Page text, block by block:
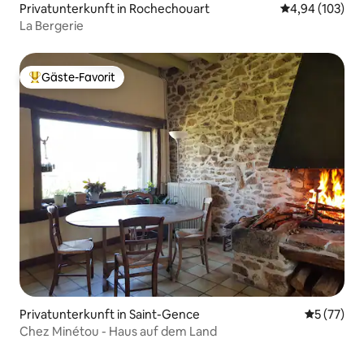
Privatunterkunft in Rochechouart
4,94 (103)
La Bergerie
Beliebter Gäste-Favorit.
Gäste-Favorit
Privatunterkunft in Saint-Gence
5 (77)
Chez Minétou - Haus auf dem Land